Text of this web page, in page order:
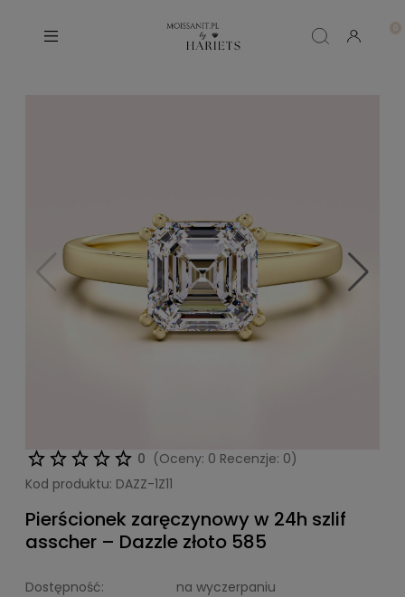
0 (Oceny: 0 Recenzje: 0)
Kod produktu: DAZZ-1Z11
Pierścionek zaręczynowy w 24h szlif
asscher – Dazzle złoto 585
Dostępność:
na wyczerpaniu